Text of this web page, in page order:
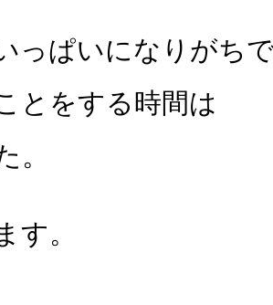
っぱいになりがち
とをする時間は
。